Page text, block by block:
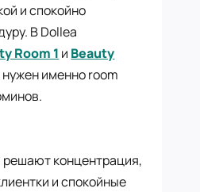
и спокойно
В Dollea
Room 1 и Beauty
нужен именно room
концентрация,
и спокойные